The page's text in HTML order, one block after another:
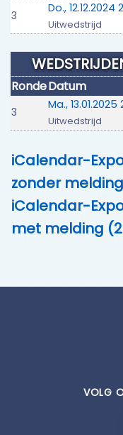
3
Do., 12.12.2024
Uitwedstrijd
RondeDatum
3
Ma., 13.01.2025
Uitwedstrijd
iCalendar-
zonder
iCalendar-
met melding
VOLG